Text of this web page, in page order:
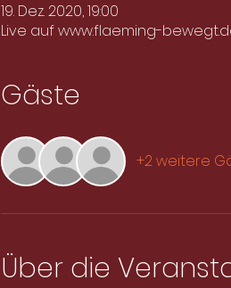
19. Dez. 2020, 19:00
Live auf www.flaeming-
Gäste
+2 weitere
Über die